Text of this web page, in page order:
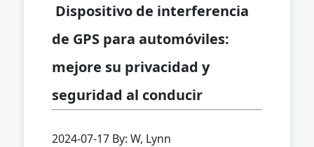
Dispositivo de interferencia
de GPS para automóviles:
mejore su privacidad y
seguridad al conducir
2024-07-17 By: W, Lynn